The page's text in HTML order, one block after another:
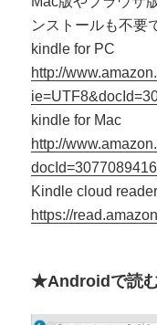
ンストールも不要
kindle for PC
http://
kindle for Mac
http://
docId=3077089416
Kindle cloud reader
https://
★Androidで読